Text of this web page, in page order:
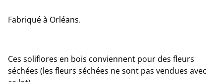
Fabriqué à Orléans.
Ces soliflores en bois conviennent pour des fleurs
séchées (les fleurs séchées ne sont pas vendues avec